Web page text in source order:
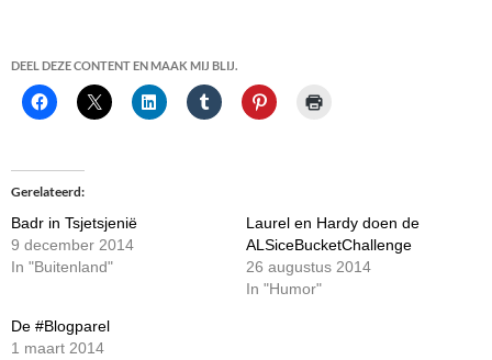
DEEL DEZE CONTENT EN MAAK MIJ BLIJ.
Gerelateerd
Badr in Tsjetsjenië
9 december 2014
In "Buitenland"
Laurel en Hardy doen de
ALSiceBucketChallenge
26 augustus 2014
In "Humor"
De #Blogparel
1 maart 2014